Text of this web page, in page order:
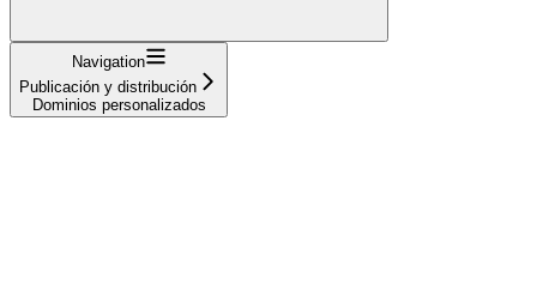
Navigation
Publicación y distribución
Dominios personalizados